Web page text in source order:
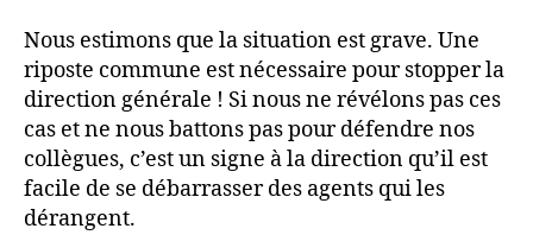
Nous estimons que la situation est grave. Une
riposte commune est nécessaire pour stopper la
direction générale ! Si nous ne révélons pas ces
cas et ne nous battons pas pour défendre nos
collègues, c’est un signe à la direction qu’il est
facile de se débarrasser des agents qui les
dérangent.